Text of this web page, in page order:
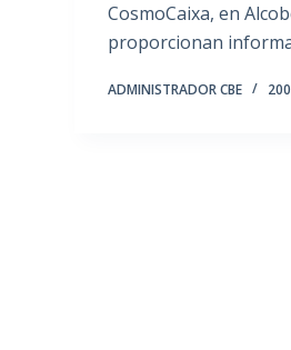
CosmoCaixa, en
proporcionan
ADMINISTRADOR CBE